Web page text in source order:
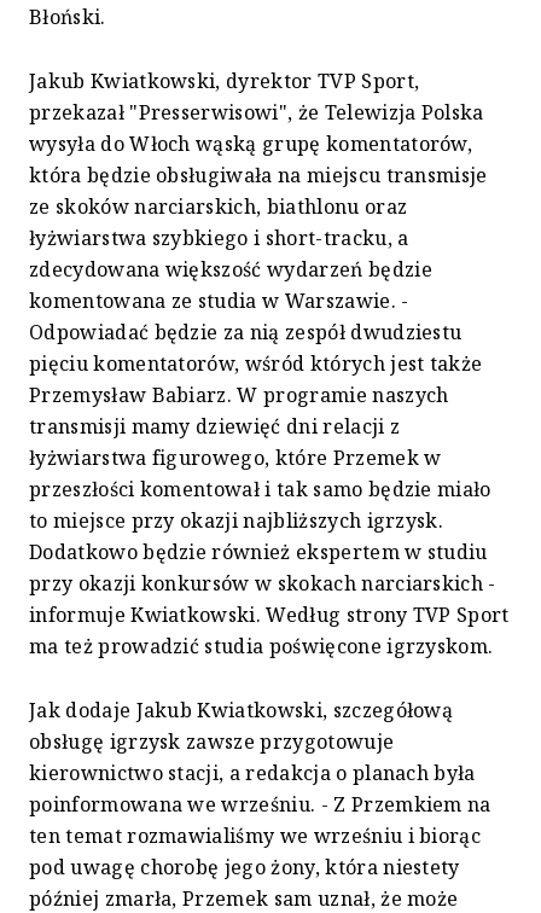
Błoński.
Jakub Kwiatkowski, dyrektor TVP Sport,
przekazał "Presserwisowi", że Telewizja Polska
wysyła do Włoch wąską grupę komentatorów,
która będzie obsługiwała na miejscu transmisje
ze skoków narciarskich, biathlonu oraz
łyżwiarstwa szybkiego i short-tracku, a
zdecydowana większość wydarzeń będzie
komentowana ze studia w Warszawie. -
Odpowiadać będzie za nią zespół dwudziestu
pięciu komentatorów, wśród których jest także
Przemysław Babiarz. W programie naszych
transmisji mamy dziewięć dni relacji z
łyżwiarstwa figurowego, które Przemek w
przeszłości komentował i tak samo będzie miało
to miejsce przy okazji najbliższych igrzysk.
Dodatkowo będzie również ekspertem w studiu
przy okazji konkursów w skokach narciarskich -
informuje Kwiatkowski. Według strony TVP Sport
ma też prowadzić studia poświęcone igrzyskom.
Jak dodaje Jakub Kwiatkowski, szczegółową
obsługę igrzysk zawsze przygotowuje
kierownictwo stacji, a redakcja o planach była
poinformowana we wrześniu. - Z Przemkiem na
ten temat rozmawialiśmy we wrześniu i biorąc
pod uwagę chorobę jego żony, która niestety
później zmarła, Przemek sam uznał, że może